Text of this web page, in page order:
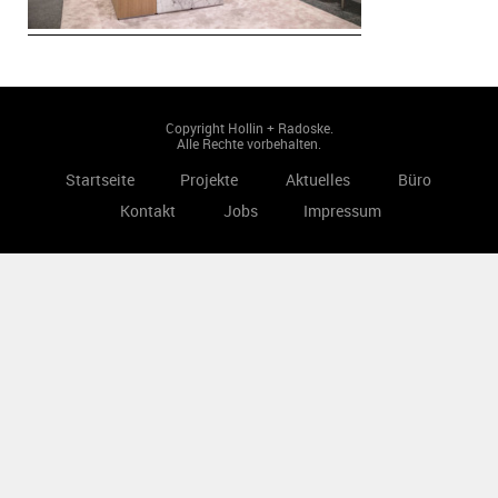
Copyright Hollin + Radoske.
Alle Rechte vorbehalten.
Startseite Projekte Aktuelles
Büro
Kontakt
Jobs Impressum